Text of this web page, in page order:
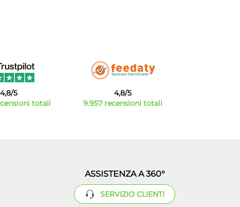
4,8/5
totali
4,8/5
9.957 recensioni totali
ASSISTENZA A 360°
SERVIZIO CLIENTI